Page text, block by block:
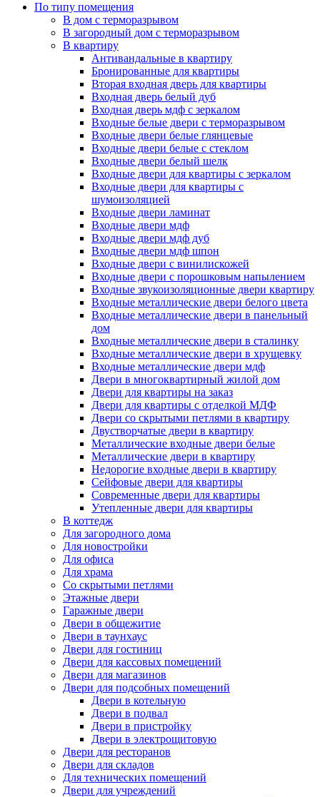
По типу помещения
В дом с терморазрывом
В загородный дом с терморазрывом
В квартиру
Антивандальные в квартиру
Бронированные для квартиры
Вторая входная дверь для квартиры
Входная дверь белый дуб
Входная дверь мдф с зеркалом
Входные белые двери с терморазрывом
Входные двери белые глянцевые
Входные двери белые с стеклом
Входные двери белый шелк
Входные двери для квартиры с зеркалом
Входные двери для квартиры с
шумоизоляцией
Входные двери ламинат
Входные двери мдф
Входные двери мдф дуб
Входные двери мдф шпон
Входные двери с винилискожей
Входные двери с порошковым напылением
Входные звукоизоляционные двери квартиру
Входные металлические двери белого цвета
Входные металлические двери в панельный
дом
Входные металлические двери в сталинку
Входные металлические двери в хрущевку
Входные металлические двери мдф
Двери в многоквартирный жилой дом
Двери для квартиры на заказ
Двери для квартиры с отделкой МДФ
Двери со скрытыми петлями в квартиру
Двустворчатые двери в квартиру
Металлические входные двери белые
Металлические двери в квартиру
Недорогие входные двери в квартиру
Сейфовые двери для квартиры
Современные двери для квартиры
Утепленные двери для квартиры
В коттедж
Для загородного дома
Для новостройки
Для офиса
Для храма
Со скрытыми петлями
Этажные двери
Гаражные двери
Двери в общежитие
Двери в таунхаус
Двери для гостиниц
Двери для кассовых помещений
Двери для магазинов
Двери для подсобных помещений
Двери в котельную
Двери в подвал
Двери в пристройку
Двери в электрощитовую
Двери для ресторанов
Двери для складов
Для технических помещений
Двери для учреждений